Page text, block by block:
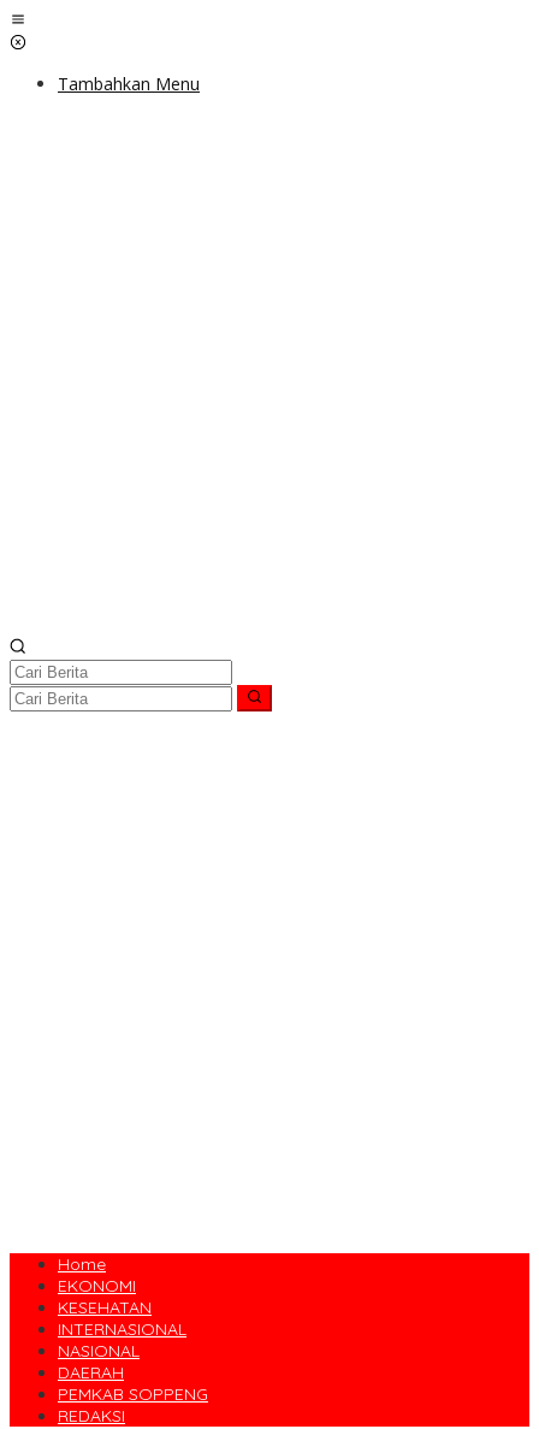
Lewati
ke
Tambahkan Menu
Home
EKONOMI
KESEHATAN
INTERNASIONAL
NASIONAL
DAERAH
PEMKAB SOPPENG
REDAKSI